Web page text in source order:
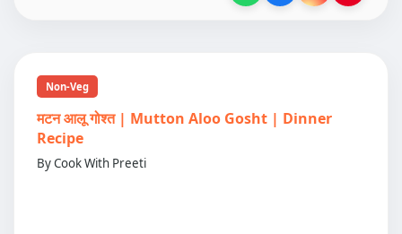
Non-Veg
मटन आलू गोश्त | Mutton Aloo Gosht | Dinner
Recipe
By Cook With Preeti